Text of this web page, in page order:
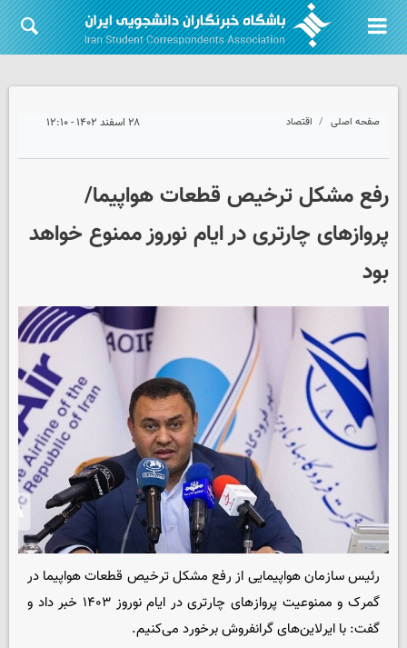
صفحه اصلی اقتصاد ۲۸ اسفند ۱۴۰۲ - ۱۲:۱۰
رفع مشکل ترخیص قطعات هواپیما/
پروازهای چارتری در ایام نوروز ممنوع خواهد
بود
رئیس سازمان هواپیمایی از رفع مشکل ترخیص قطعات هواپیما در
گمرک و ممنوعیت پروازهای چارتری در ایام نوروز ۱۴۰۳ خبر داد و
گفت: با ایرلاین‌های گرانفروش برخورد می‌کنیم.